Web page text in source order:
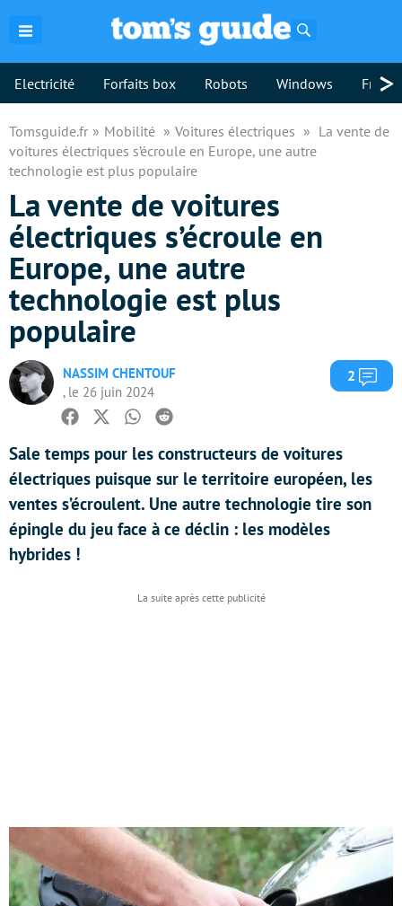
Electricité Forfaits box Robots Windows >
Tomsguide.fr Mobilité Voitures électriques
La vente de
voitures électriques s’écroule en Europe, une autre
technologie est plus populaire
La vente de voitures
électriques s’écroule en
Europe, une autre
technologie est plus
populaire
NASSIM CHENTOUF
, le 26 juin 2024
2
Facebook
TwitterWhatsapp
Reddit
Sale temps pour les constructeurs de voitures
électriques puisque sur le territoire européen, les
ventes s’écroulent. Une autre technologie tire son
épingle du jeu face à ce déclin : les modèles
hybrides !